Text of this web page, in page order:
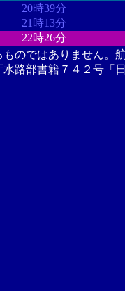
20時39分
21時13分
22時26分
のではありません。
路部書籍７４２号「